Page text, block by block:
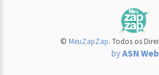
© MeuZapZap. Todos os
byASN Web